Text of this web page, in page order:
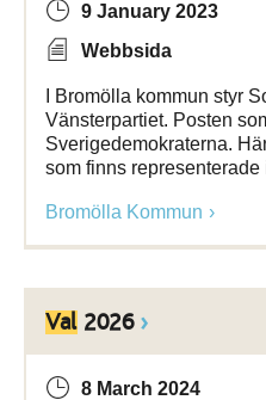
9 January 2023
Webbsida
I Bromölla kommun styr
Vänsterpartiet. Posten
Sverigedemokraterna.
som finns representerade
Bromölla Kommun
Val2026
8 March 2024